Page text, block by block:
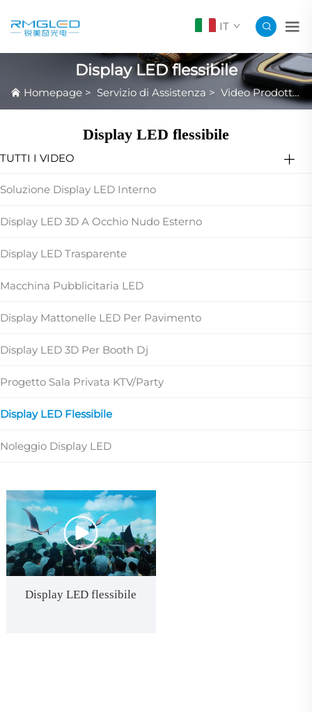
IT
Display LED flessibile
Homepage > Servizio di Assistenza > Video Prodotto in Evidenza
Display LED flessibile
TUTTI I VIDEO
Soluzione Display LED Interno
Display LED 3D A Occhio Nudo Esterno
Display LED Trasparente
Macchina Pubblicitaria LED
Display Mattonelle LED Per Pavimento
Display LED 3D Per Booth Dj
Progetto Sala Privata KTV/Party
Display LED Flessibile
Noleggio Display LED
Display LED flessibile